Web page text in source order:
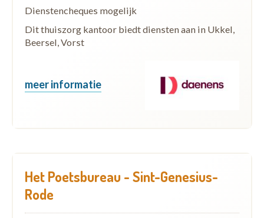
Dienstencheques mogelijk
Dit thuiszorg kantoor biedt diensten aan in Ukkel,
Beersel, Vorst
meer informatie
Het Poetsbureau - Sint-Genesius-
Rode